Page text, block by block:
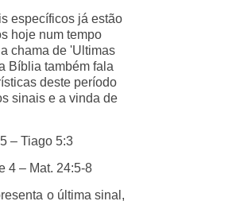
específicos já estão
hoje num tempo
chama de 'Ultimas
Bíblia também fala
deste período
sinais e a vinda de
5 – Tiago 5:3
4 – Mat. 24:5-8
o última sinal,